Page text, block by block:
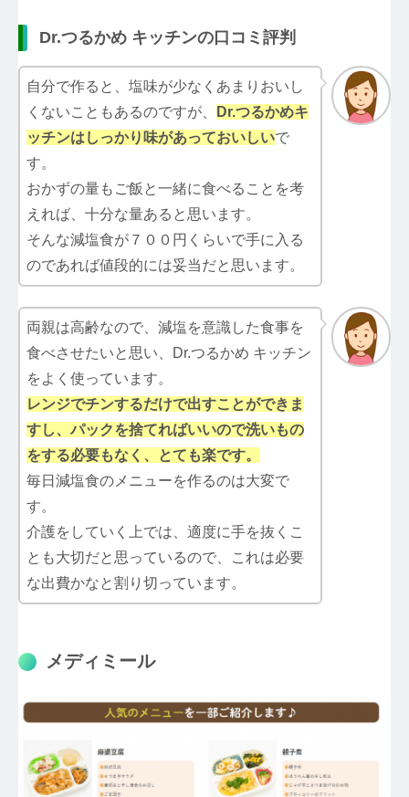
Dr.つるかめ キッチンの口コミ評判
自分で作ると、塩味が少なくあまりおいし
くないこともあるのですが、
Dr.つるかめキ
ッチンはしっかり味があっておいしいで
す。
おかずの量もご飯と一緒に食べることを考
えれば、十分な量あると思います。
そんな減塩食が７００円くらいで手に入る
のであれば値段的には妥当だと思います。
両親は高齢なので、減塩を意識した食事を
食べさせたいと思い、Dr.つるかめ キッチン
をよく使っています。
レンジでチンするだけで出すことができま
すし、パックを捨てればいいので洗いもの
をする必要もなく、とても楽です。
毎日減塩食のメニューを作るのは大変で
す。
介護をしていく上では、適度に手を抜くこ
とも大切だと思っているので、これは必要
な出費かなと割り切っています。
メディミール